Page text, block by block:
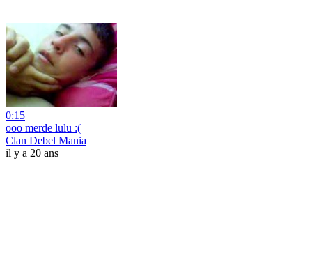
0:15
ooo merde lulu :(
Clan Debel Mania
il y a 20 ans